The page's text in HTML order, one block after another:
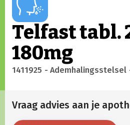
Telfast tabl.
180mg
1411925 - Ademhalingsstelsel
Vraag advies aan je